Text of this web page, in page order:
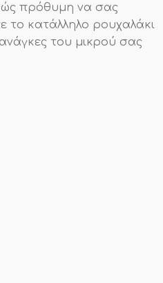
πρόθυμη να σας
το κατάλληλο ρουχαλάκι
του μικρού σας